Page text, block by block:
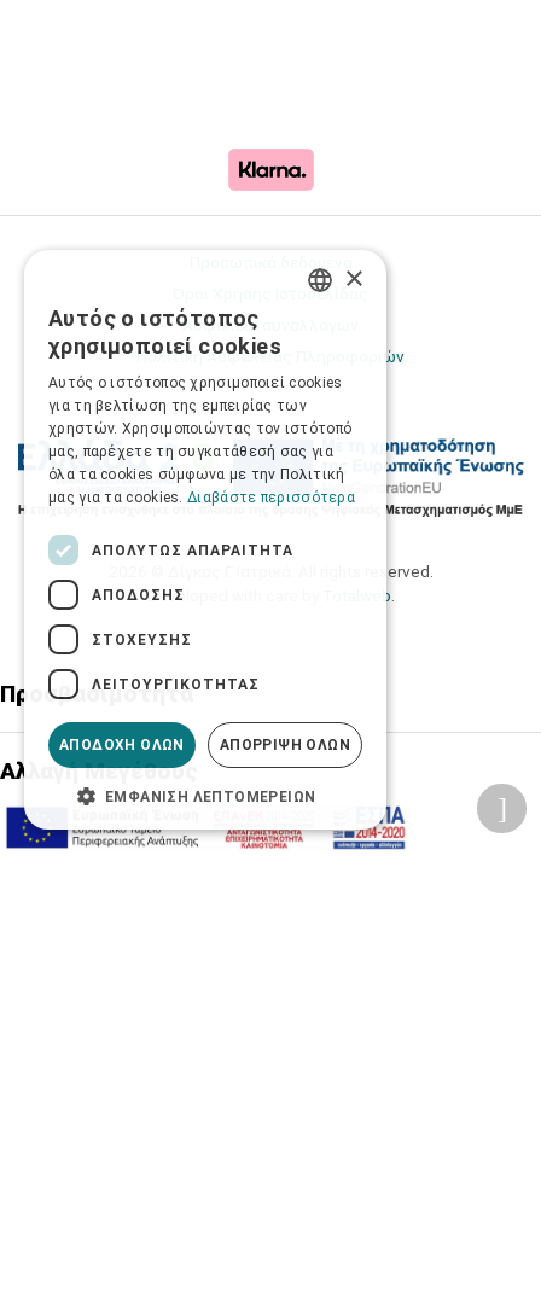
Όροι Χρήσης Ιστοσελίδας
Ασφάλεια συναλλαγών
Πολιτική Ασφάλειας Πληροφοριών
2026 © Δίγκας Γ. Ιατρικά. All rights reserved.
Developed with care by
Totalweb
Προσβασιμότητα
Αλλαγή Μεγέθους
A- A+
A
×
Αυτός ο ιστότοπος
χρησιμοποιεί cookies
Αυτός ο ιστότοπος χρησιμοποιεί cookies
για τη βελτίωση της εμπειρίας των
χρηστών. Χρησιμοποιώντας τον ιστότοπό
μας, παρέχετε τη συγκατάθεσή σας για
όλα τα cookies σύμφωνα με την Πολιτική
μας για τα cookies. Διαβάστε περισσότερα
ΑΠΟΛΎΤΩΣ ΑΠΑΡΑΊΤΗΤΑ
ΑΠΌΔΟΣΗΣ
ΣΤΌΧΕΥΣΗΣ
ΛΕΙΤΟΥΡΓΙΚΌΤΗΤΑΣ
ΑΠΟΔΟΧΉ ΌΛΩΝ ΑΠΌΡΡΙΨΗ ΌΛΩΝ
ΕΜΦΆΝΙΣΗ ΛΕΠΤΟΜΕΡΕΙΏΝ